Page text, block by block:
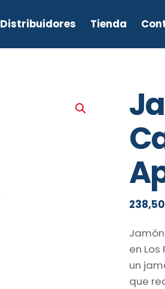
Distribuidores Tienda
238,50
en
un
que